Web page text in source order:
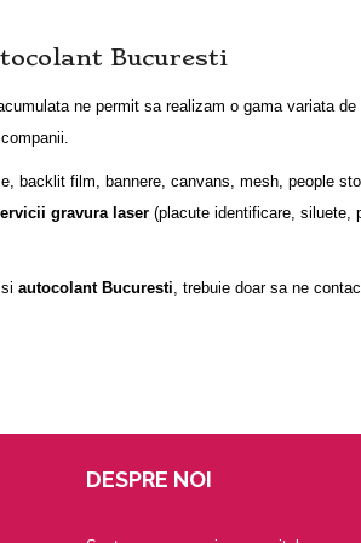
Bucuresti
ne permit sa realizam o gama variata
backlit film, bannere, canvans, mesh, people
gravura laser (placute identificare, siluete,
autocolant Bucuresti, trebuie doar sa ne
DESPRE NOI